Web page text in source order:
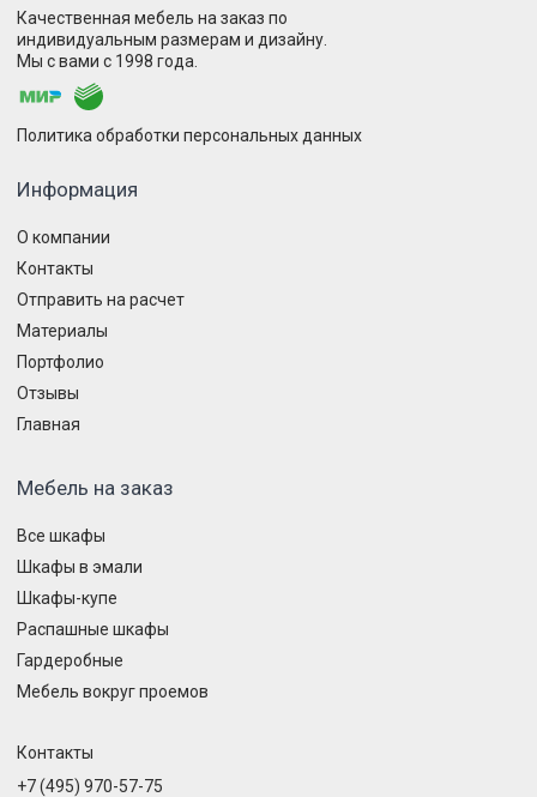
Качественная мебель на заказ по
индивидуальным размерам и дизайну.
Мы с вами с 1998 года.
Политика обработки персональных данных
Информация
О компании
Контакты
Отправить на расчет
Материалы
Портфолио
Отзывы
Главная
Мебель на заказ
Все шкафы
Шкафы в эмали
Шкафы-купе
Распашные шкафы
Гардеробные
Мебель вокруг проемов
Контакты
+7 (495) 970-57-75